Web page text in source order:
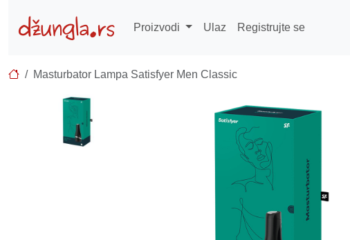
Proizvodi Ulaz Registrujte se
Masturbator Lampa Satisfyer Men Classic